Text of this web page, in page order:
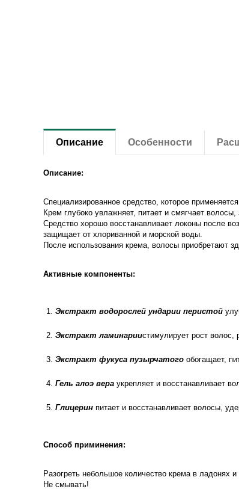
Описание Особенности
Описание:
Специализированное средство, которое
Крем глубоко увлажняет, питает и смягчает
Средство хорошо восстанавливает локоны после
защищает от хлориванной и морской воды.
После использования крема, волосы приобретают
Активные компоненты:
Экстракт водорослей ундарии перистой
Экстракт ламинариистимулирует рост волос,
Экстракт фукуса пузырчатого обогащает,
Гель алоэ вера укрепляет и восстанавливает
Глицерин питает и восстанавливает волосы,
Способ приминения:
Разогреть небольшое количество крема в
Не смывать!